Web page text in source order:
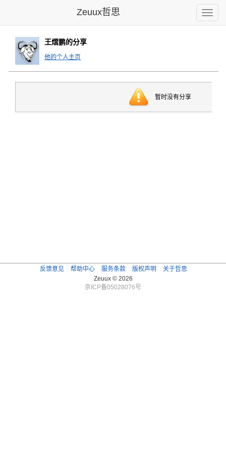
Toggle
Zeuux哲思
王熠鹏的分享
他的个人主页
暂时没有分享
反馈意见 帮助中心 服务条款 版权声明
关于哲思
Zeuux © 2026
京ICP备05028076号